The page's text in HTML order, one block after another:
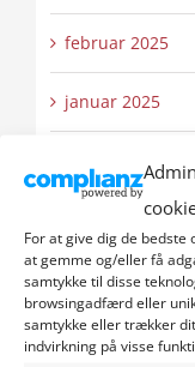
For at give dig de
at gemme og/eller få
samtykke til disse
browsingadfærd eller
samtykke eller trækker
indvirkning på visse
februar 2025
januar 2025
december 2024
november 2024
oktober 2024
september 2024